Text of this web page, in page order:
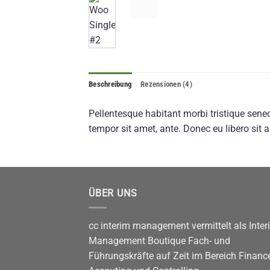
Beschreibung Rezensionen (4)
Pellentesque habitant morbi tristique
tempor sit amet, ante. Donec eu libero sit
ÜBER UNS
cc interim management vermittelt als
Management Boutique Fach- und
Führungskräfte auf Zeit im Bereich